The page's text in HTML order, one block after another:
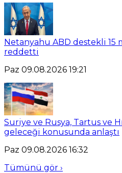
Netanyahu ABD destekli 15
reddetti
Paz 09.08.2026 19:21
Suriye ve Rusya, Tartus ve
geleceği konusunda anlaştı
Paz 09.08.2026 16:32
Tümünü gör ›